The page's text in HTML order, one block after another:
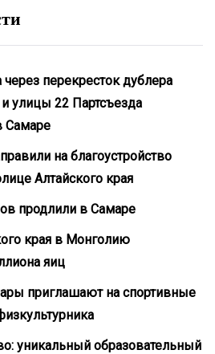
перекресток дублера
улицы 22 Партсъезда
Самаре
на благоустройство
Алтайского края
продлили в Самаре
края в Монголию
яиц
приглашают на спортивные
уникальный образовательный